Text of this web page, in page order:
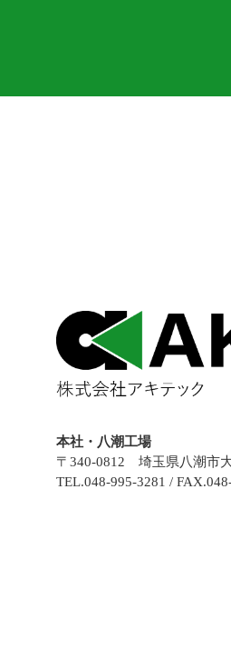
本社・八潮工場
〒340-0812 埼玉県八潮市
TEL.048-995-3281 /